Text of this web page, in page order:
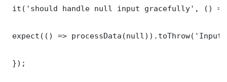
it('should handle null input gracefully', ()
expect(() =>
});